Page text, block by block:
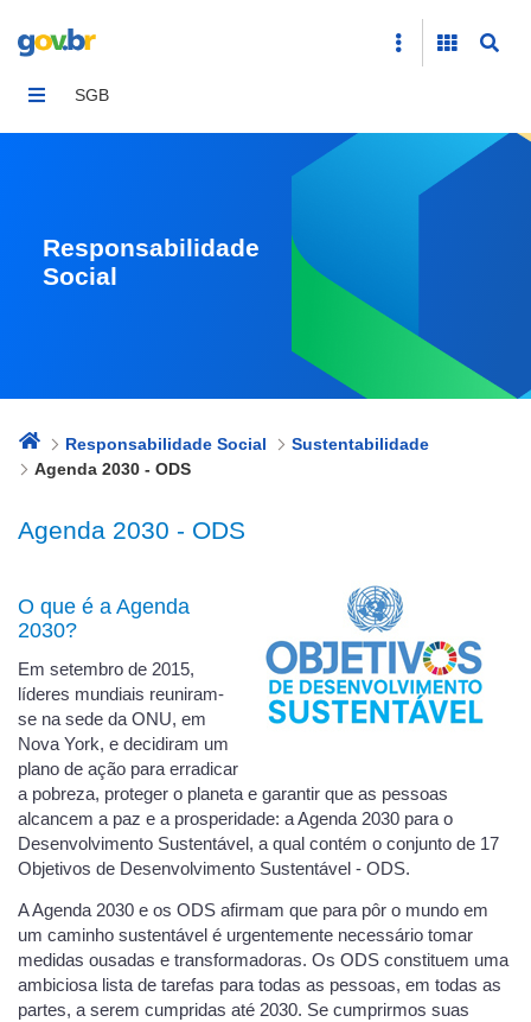
SGB
Responsabilidade
Social
Responsabilidade Social
Sustentabilidade
Agenda 2030 - ODS
Agenda 2030 - ODS
O que é a Agenda
2030?
Em setembro de 2015,
líderes mundiais reuniram-
se na sede da ONU, em
Nova York, e decidiram um
plano de ação para erradicar
a pobreza, proteger o planeta e garantir que as pessoas
alcancem a paz e a prosperidade: a Agenda 2030 para o
Desenvolvimento Sustentável, a qual contém o conjunto de 17
Objetivos de Desenvolvimento Sustentável - ODS.
A Agenda 2030 e os ODS afirmam que para pôr o mundo em
um caminho sustentável é urgentemente necessário tomar
medidas ousadas e transformadoras. Os ODS constituem uma
ambiciosa lista de tarefas para todas as pessoas, em todas as
partes, a serem cumpridas até 2030. Se cumprirmos suas